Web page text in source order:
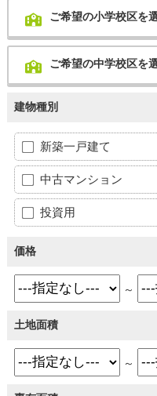
ご希望の小学校区を
ご希望の中学校区を
建物種別
新築一戸建て
中古マンション
投資用
価格
～
土地面積
～